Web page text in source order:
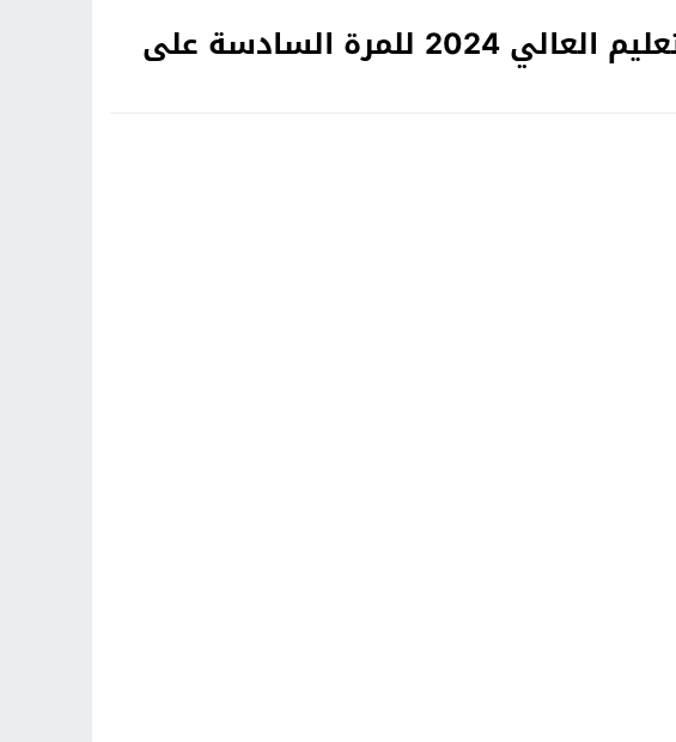
جامعة سيدي محمد بن عبد الله بفاس تتصدر تصنيف تايمز للتعليم العالي 2024 للمرة السادسة على